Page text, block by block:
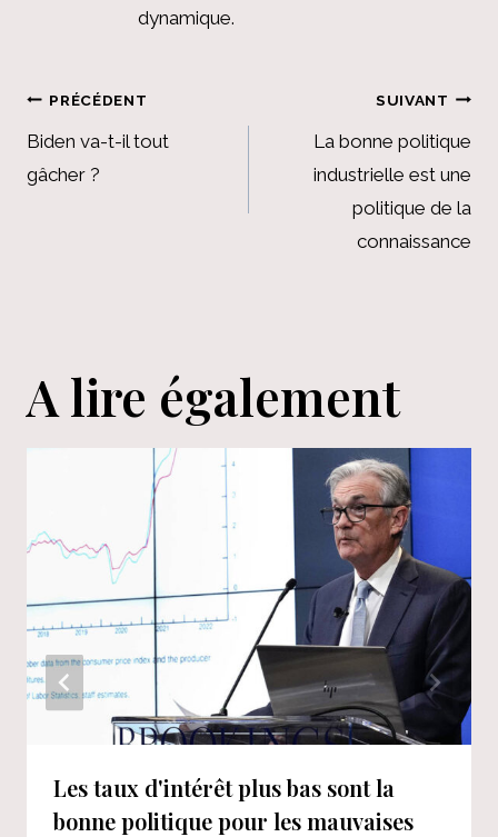
dynamique.
Navigation
de
l’article
PRÉCÉDENT
Biden va-t-il tout
gâcher ?
SUIVANT
La bonne politique
industrielle est une
politique de la
connaissance
A lire également
Les taux d'intérêt plus bas sont la
bonne politique pour les mauvaises